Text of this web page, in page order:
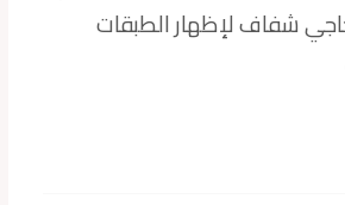
شفاف لإظهار الطبقات